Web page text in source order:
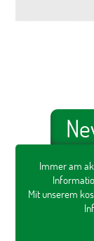
Immer am
Mit unserem